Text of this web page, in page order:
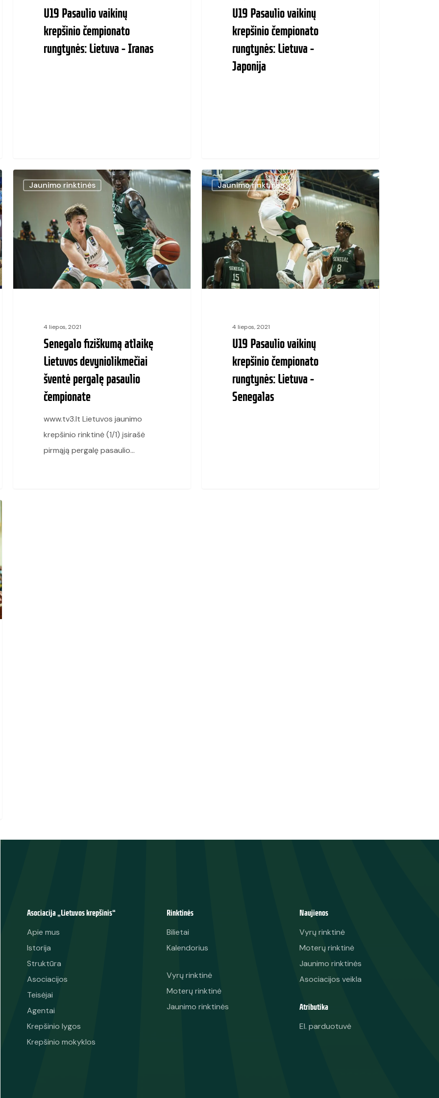
U19 Pasaulio vaikinų
krepšinio čempionato
rungtynės: Lietuva – Iranas
U19 Pasaulio vaikinų
krepšinio čempionato
rungtynės: Lietuva –
Japonija
fiziškumą
Lietuvos
devyniolikmečiai
pasaulio
Jaunimo rinktinės
4 liepos, 2021
Senegalo fiziškumą atlaikę
Lietuvos devyniolikmečiai
šventė pergalę pasaulio
čempionate
www.tv3.lt Lietuvos jaunimo
krepšinio rinktinė (1/1) įsirašė
pirmąją pergalę pasaulio…
U19
Pasaulio
krepšinio
čempionato
rungtynės:
Lietuva
–
Jaunimo rinktinės
4 liepos, 2021
U19 Pasaulio vaikinų
krepšinio čempionato
rungtynės: Lietuva –
Senegalas
Asociacija „Lietuvos krepšinis“
Apie mus
Istorija
Struktūra
Asociacijos
Teisėjai
Agentai
Krepšinio lygos
Krepšinio mokyklos
Rinktinės
Bilietai
Kalendorius
Vyrų rinktinė
Moterų rinktinė
Jaunimo rinktinės
Naujienos
Vyrų rinktinė
Moterų rinktinė
Jaunimo rinktinės
Asociacijos veikla
Atributika
El. parduotuvė